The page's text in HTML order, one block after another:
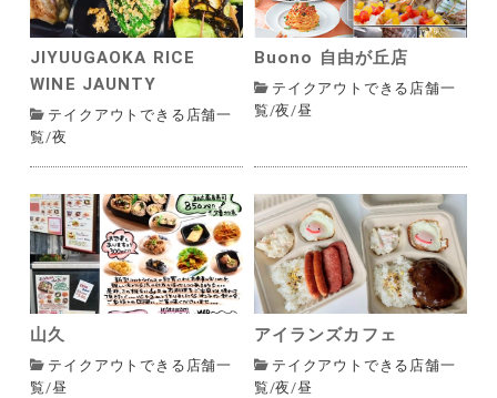
JIYUUGAOKA RICE
WINE JAUNTY
テイクアウトできる店舗一
覧/夜
Buono 自由が丘店
テイクアウトできる店舗一
覧/夜/昼
山久
テイクアウトできる店舗一
覧/昼
アイランズカフェ
テイクアウトできる店舗一
覧/夜/昼